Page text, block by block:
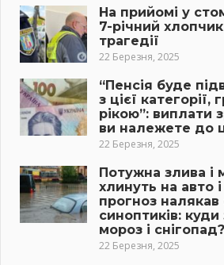
На прийомі у
7-річний
трагедії
22 Березня, 2025
“Пенсія буде
з цієї категорії,
рікою”: виплати
ви належете до
22 Березня, 2025
Потужна злива і
хлинуть на авто
прогноз налякав
синоптиків:
мороз і снігопад?
22 Березня, 2025